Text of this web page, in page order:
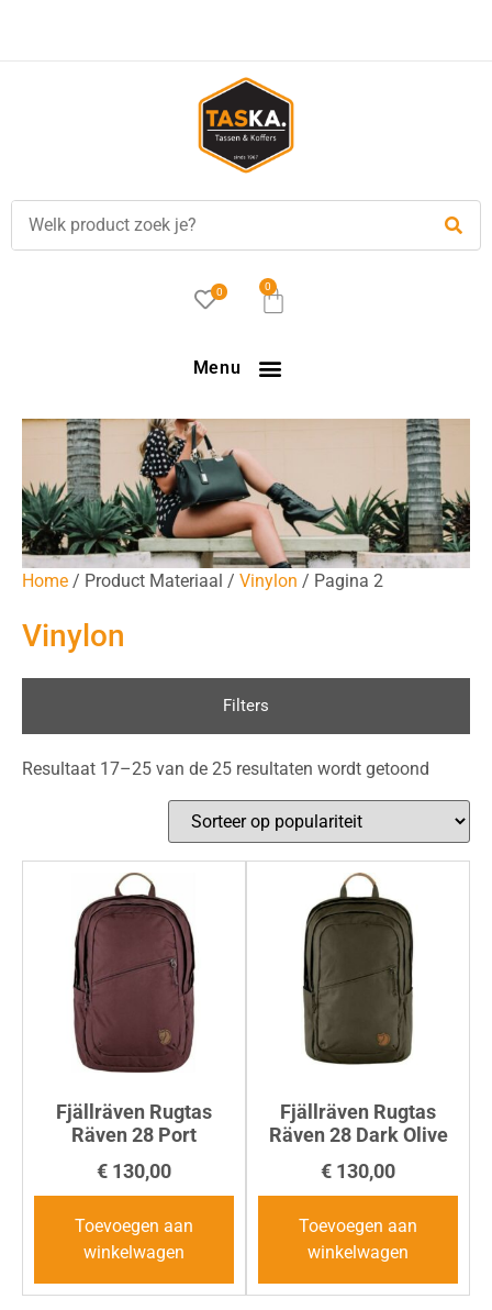
besteld, is vandaag verzonden!
0 0
Menu
Home / Product Materiaal / Vinylon / Pagina 2
Vinylon
Filters
Resultaat 17–25 van de 25 resultaten wordt getoond
Fjällräven Rugtas
Räven 28 Port
€ 130,00
Toevoegen aan
winkelwagen
Fjällräven Rugtas
Räven 28 Dark Olive
€ 130,00
Toevoegen aan
winkelwagen